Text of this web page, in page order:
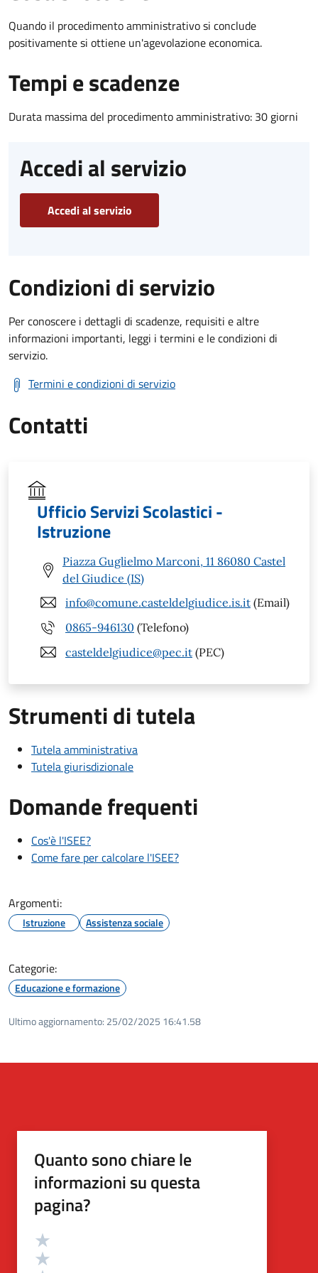
Quando il procedimento amministrativo si conclude
positivamente si ottiene un'agevolazione economica.
Tempi e scadenze
Durata massima del procedimento amministrativo: 30 giorni
Accedi al servizio
Accedi al servizio
Condizioni di servizio
Per conoscere i dettagli di scadenze, requisiti e altre
informazioni importanti, leggi i termini e le condizioni di
servizio.
Termini e condizioni di servizio
Contatti
Ufficio Servizi Scolastici -
Istruzione
Piazza Guglielmo Marconi, 11 86080 Castel
del Giudice (IS)
info@comune.casteldelgiudice.is.it (Email)
0865-946130 (Telefono)
casteldelgiudice@pec.it (PEC)
Strumenti di tutela
Tutela amministrativa
Tutela giurisdizionale
Domande frequenti
Cos'è l'ISEE?
Come fare per calcolare l'ISEE?
Argomenti:
Istruzione Assistenza sociale
Categorie:
Educazione e formazione
Ultimo aggiornamento: 25/02/2025 16:41.58
Quanto sono chiare le
informazioni su questa
pagina?
Valutazione